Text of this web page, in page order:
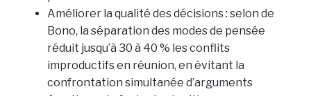
Améliorer la qualité des décisions : selon de
Bono, la séparation des modes de pensée
réduit jusqu’à 30 à 40 % les conflits
improductifs en réunion, en évitant la
confrontation simultanée d’arguments